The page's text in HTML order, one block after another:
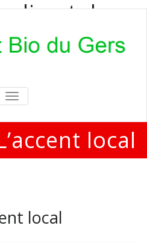
direct de
bio
poulets bio aux
professionnels
TOGGLE
NAVIGATION
local
local